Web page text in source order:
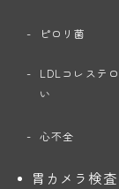
ピロリ菌
LDLコレステ
い
心不全
胃カメラ検査